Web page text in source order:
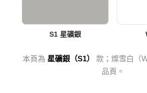
S1 星礦銀
本頁為 星礦銀（S1）
款；燦雪白（
品頁。